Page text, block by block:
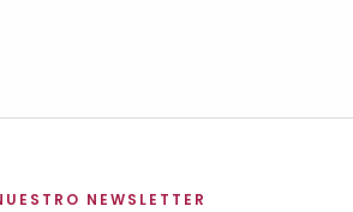
NEWSLETTER